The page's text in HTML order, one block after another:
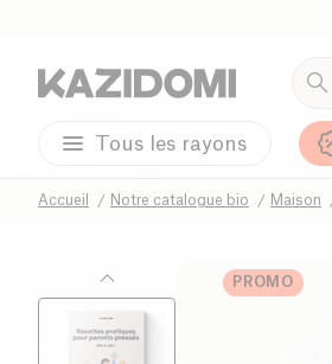
Tous les rayons
Accueil Notre catalogue bio Maison
PROMO